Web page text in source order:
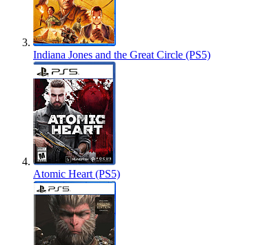
Indiana Jones and the Great Circle (PS5)
Atomic Heart (PS5)